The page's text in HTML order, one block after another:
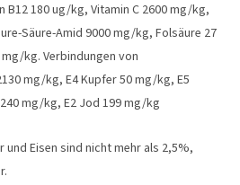
B12 180 ug/kg, Vitamin C 2600 mg/kg,
Säure-Amid 9000 mg/kg, Folsäure 27
kg. Verbindungen von
mg/kg, E4 Kupfer 50 mg/kg, E5
mg/kg, E2 Jod 199 mg/kg
und Eisen sind nicht mehr als 2,5%,